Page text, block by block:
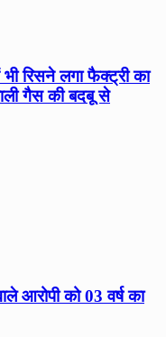
रिसने लगा फैक्ट्री का
गैस की बदबू से
आरोपी को 03 वर्ष का